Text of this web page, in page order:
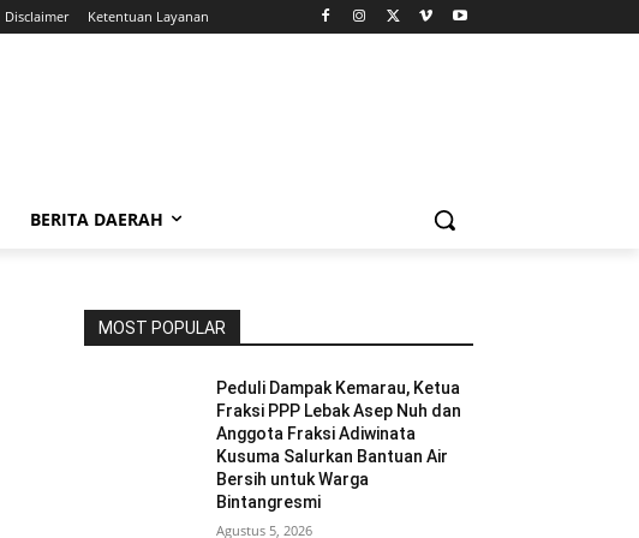
Disclaimer Ketentuan Layanan
BERITA DAERAH
MOST POPULAR
Peduli Dampak Kemarau, Ketua
Fraksi PPP Lebak Asep Nuh dan
Anggota Fraksi Adiwinata
Kusuma Salurkan Bantuan Air
Bersih untuk Warga
Bintangresmi
Agustus 5, 2026